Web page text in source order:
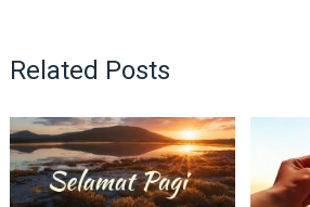
Related Posts